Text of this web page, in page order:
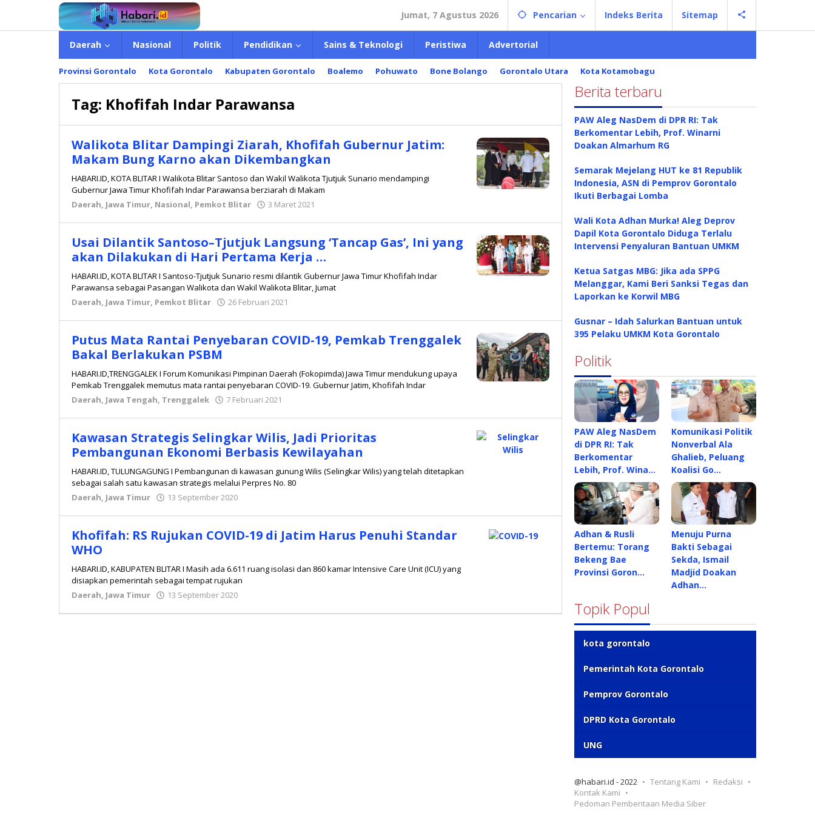
konten
Jumat, 7 Agustus 2026 Pencarian Indeks Berita Sitemap
Daerah Nasional Politik Pendidikan Sains & Teknologi Peristiwa Advertorial
Provinsi Gorontalo Kota Gorontalo Kabupaten Gorontalo Boalemo Pohuwato Bone Bolango Gorontalo Utara Kota Kotamobagu
Tag: Khofifah Indar Parawansa
Walikota Blitar Dampingi Ziarah, Khofifah Gubernur Jatim:
Makam Bung Karno akan Dikembangkan
HABARI.ID, KOTA BLITAR I Walikota Blitar Santoso dan Wakil Walikota Tjutjuk Sunario mendampingi
Gubernur Jawa Timur Khofifah Indar Parawansa berziarah di Makam
Daerah, Jawa Timur, Nasional, Pemkot Blitar 3 Maret 2021
Usai Dilantik Santoso–Tjutjuk Langsung ‘Tancap Gas’, Ini yang
akan Dilakukan di Hari Pertama Kerja …
HABARI.ID, KOTA BLITAR I Santoso-Tjutjuk Sunario resmi dilantik Gubernur Jawa Timur Khofifah Indar
Parawansa sebagai Pasangan Walikota dan Wakil Walikota Blitar, Jumat
Daerah, Jawa Timur, Pemkot Blitar 26 Februari 2021
Putus Mata Rantai Penyebaran COVID-19, Pemkab Trenggalek
Bakal Berlakukan PSBM
HABARI.ID,TRENGGALEK I Forum Komunikasi Pimpinan Daerah (Fokopimda) Jawa Timur mendukung upaya
Pemkab Trenggalek memutus mata rantai penyebaran COVID-19. Gubernur Jatim, Khofifah Indar
Daerah, Jawa Tengah, Trenggalek 7 Februari 2021
Kawasan Strategis Selingkar Wilis, Jadi Prioritas
Pembangunan Ekonomi Berbasis Kewilayahan
HABARI.ID, TULUNGAGUNG I Pembangunan di kawasan gunung Wilis (Selingkar Wilis) yang telah ditetapkan
sebagai salah satu kawasan strategis melalui Perpres No. 80
Daerah, Jawa Timur 13 September 2020
Khofifah: RS Rujukan COVID-19 di Jatim Harus Penuhi Standar
WHO
HABARI.ID, KABUPATEN BLITAR I Masih ada 6.611 ruang isolasi dan 860 kamar Intensive Care Unit (ICU) yang
disiapkan pemerintah sebagai tempat rujukan
Daerah, Jawa Timur 13 September 2020
Berita terbaru
PAW Aleg NasDem di DPR RI: Tak
Berkomentar Lebih, Prof. Winarni
Doakan Almarhum RG
Semarak Mejelang HUT ke 81 Republik
Indonesia, ASN di Pemprov Gorontalo
Ikuti Berbagai Lomba
Wali Kota Adhan Murka! Aleg Deprov
Dapil Kota Gorontalo Diduga Terlalu
Intervensi Penyaluran Bantuan UMKM
Ketua Satgas MBG: Jika ada SPPG
Melanggar, Kami Beri Sanksi Tegas dan
Laporkan ke Korwil MBG
Gusnar – Idah Salurkan Bantuan untuk
395 Pelaku UMKM Kota Gorontalo
Politik
PAW Aleg NasDem
di DPR RI: Tak
Berkomentar
Lebih, Prof. Wina…
Komunikasi Politik
Nonverbal Ala
Ghalieb, Peluang
Koalisi Go…
Adhan & Rusli
Bertemu: Torang
Bekeng Bae
Provinsi Goron…
Menuju Purna
Bakti Sebagai
Sekda, Ismail
Madjid Doakan
Adhan…
Topik Popul
kota gorontalo
Pemerintah Kota Gorontalo
Pemprov Gorontalo
DPRD Kota Gorontalo
UNG
@habari.id - 2022 Tentang Kami
Redaksi
Kontak Kami
Pedoman Pemberitaan Media Siber